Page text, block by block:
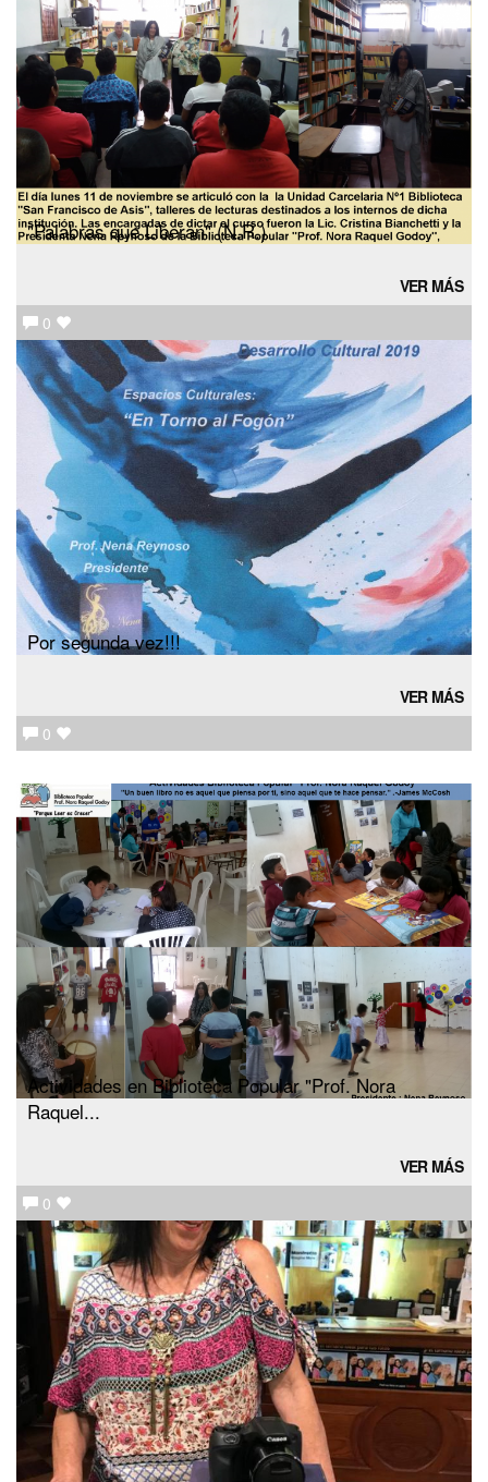
"Palabras que Liberan" (N.R.)
VER MÁS
0
Por segunda vez!!!
VER MÁS
0
Actividades en Biblioteca Popular "Prof. Nora
Raquel...
VER MÁS
0